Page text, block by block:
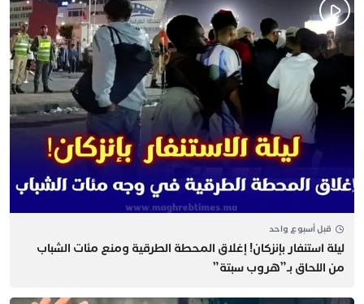
قبل أسبوع واحد
​ليلة استنفار بإنزكان! إغلاق المحطة الطرقية ومنع مئات الشباب
من اللحاق بـ”هروب سبتة”